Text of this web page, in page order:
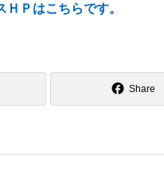
ＨＰはこちらです。
Share